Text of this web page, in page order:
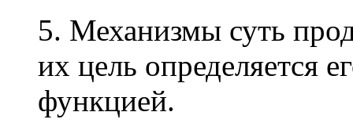
5. Механизмы суть
их цель определяется
функцией.